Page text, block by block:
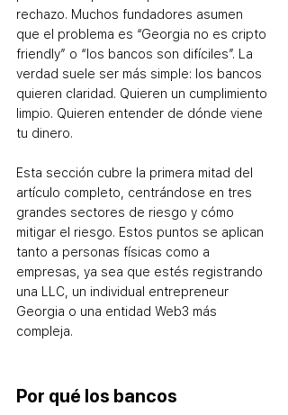
rechazo. Muchos fundadores asumen
que el problema es “Georgia no es cripto
friendly” o “los bancos son difíciles”. La
verdad suele ser más simple: los bancos
quieren claridad. Quieren un cumplimiento
limpio. Quieren entender de dónde viene
tu dinero.
Esta sección cubre la primera mitad del
artículo completo, centrándose en tres
grandes sectores de riesgo y cómo
mitigar el riesgo. Estos puntos se aplican
tanto a personas físicas como a
empresas, ya sea que estés registrando
una LLC, un individual entrepreneur
Georgia o una entidad Web3 más
compleja.
Por qué los bancos